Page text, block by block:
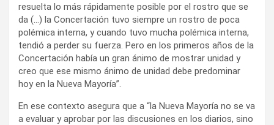
resuelta lo más rápidamente posible por el rostro que se
da (…) la Concertación tuvo siempre un rostro de poca
polémica interna, y cuando tuvo mucha polémica interna,
tendió a perder su fuerza. Pero en los primeros años de la
Concertación había un gran ánimo de mostrar unidad y
creo que ese mismo ánimo de unidad debe predominar
hoy en la Nueva Mayoría”.
En ese contexto asegura que a “la Nueva Mayoría no se va
a evaluar y aprobar por las discusiones en los diarios, sino